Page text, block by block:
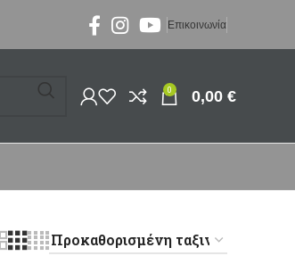
Επικοινωνία
0 0,00 €